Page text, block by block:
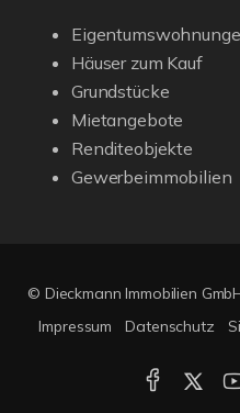
Häuser zum Kauf
Grundstücke
Mietangebote
Renditeobjekte
Gewerbeimmobilien
© Dieckmann Immobilien
Impressum
Datenschutz